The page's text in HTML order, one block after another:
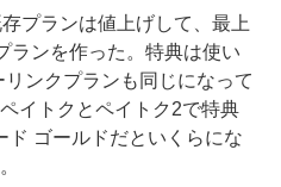
プランは値上げして、最上
ランを作った。特典は使い
ンクプランも同じになって
イトクとペイトク2で特典
ド ゴールドだといくらにな